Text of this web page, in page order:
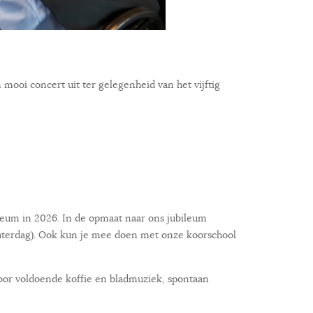
mooi concert uit ter gelegenheid van het vijftig
in 2026. In de opmaat naar ons jubileum
Ook kun je mee doen met onze koorschool
voldoende koffie en bladmuziek, spontaan